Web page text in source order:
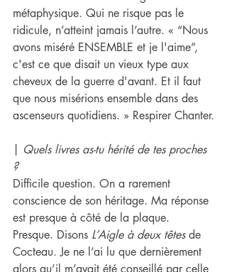
métaphysique. Qui ne risque pas le
ridicule, n’atteint jamais l’autre. « “Nous
avons miséré ENSEMBLE et je l'aime”,
c'est ce que disait un vieux type aux
cheveux de la guerre d'avant. Et il faut
que nous misérions ensemble dans des
ascenseurs quotidiens. » Respirer Chanter.
Quels livres as-tu hérité de tes proches
?
Difficile question. On a rarement
conscience de son héritage. Ma réponse
est presque à côté de la plaque.
Presque. Disons L’Aigle à deux têtes de
Cocteau. Je ne l’ai lu que dernièrement
alors qu’il m’avait été conseillé par celle